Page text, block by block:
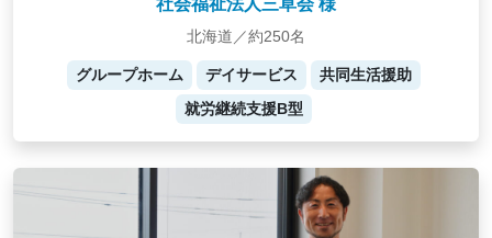
社会福祉法人三草会 様
北海道／約250名
グループホーム デイサービス
共同生活援助
就労継続支援B型